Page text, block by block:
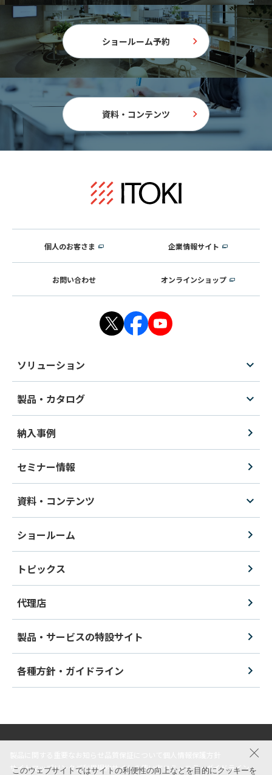
ショールーム予約
資料・コンテンツ
個人のお客さま 企業情報サイト
お問い合わせ オンラインショップ
ソリューション
製品・カタログ
納入事例
セミナー情報
資料・コンテンツ
ショールーム
トピックス
代理店
製品・サービスの特設サイト
各種方針・ガイドライン
サイトマップリンク ご利用規約 サイトの使い方 コミュニティガイドライン
このウェブサイトではサイトの利便性の向上などを目的にクッキーを